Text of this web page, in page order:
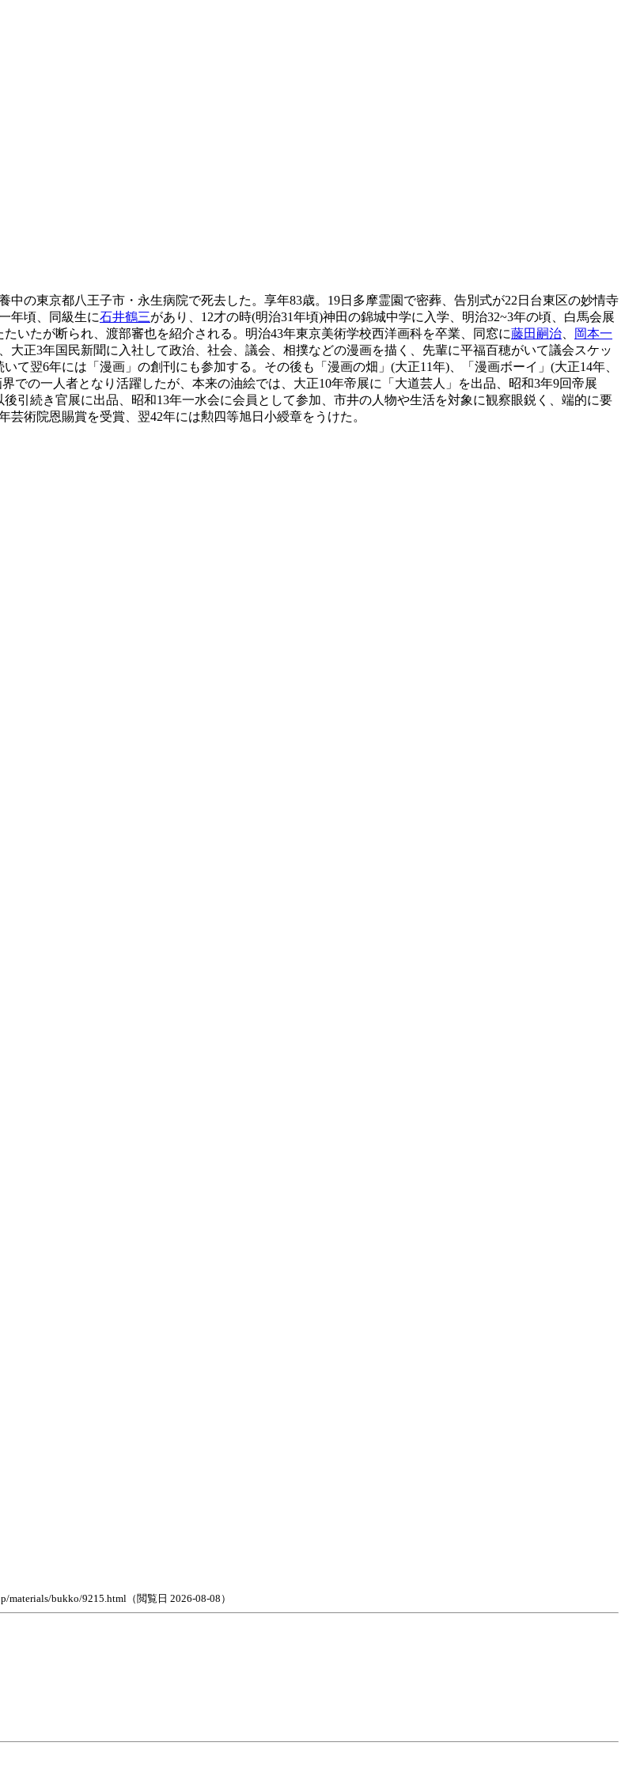
中の東京都八王子市・永生病院で死去した。享年83歳。19日多摩霊園で密葬、告別式が22日台東区の妙情寺
年頃、同級生に石井鶴三があり、12才の時(明治31年頃)神田の錦城中学に入学、明治32~3年の頃、白馬会展
たいたが断られ、渡部審也を紹介される。明治43年東京美術学校西洋画科を卒業、同窓に藤田嗣治
岡本一
大正3年国民新聞に入社して政治、社会、議会、相撲などの漫画を描く、先輩に平福百穂がいて議会スケッ
て翌6年には「漫画」の創刊にも参加する。その後も「漫画の畑」(大正11年)、「漫画ボーイ」(大正14年、
での一人者となり活躍したが、本来の油絵では、大正10年帝展に「大道芸人」を出品、昭和3年9回帝展
引続き官展に出品、昭和13年一水会に会員として参加、市井の人物や生活を対象に観察眼鋭く、端的に要
術院恩賜賞を受賞、翌42年には勲四等旭日小綬章をうけた。
bukko/9215.html（閲覧日 2026-08-08）